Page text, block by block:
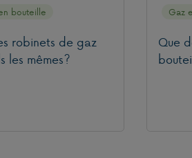
robinets de gaz
les mêmes?
bouteille
Que
Gaz